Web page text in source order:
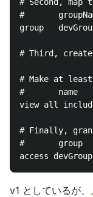
#
group
# Third,
# Make at
#       name
view all
# Finally,
#       group
v1 としているが、